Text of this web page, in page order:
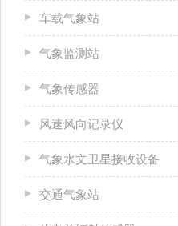
车载气象站
气象监测站
气象传感器
风速风向记录仪
气象水文卫星接收设备
交通气象站